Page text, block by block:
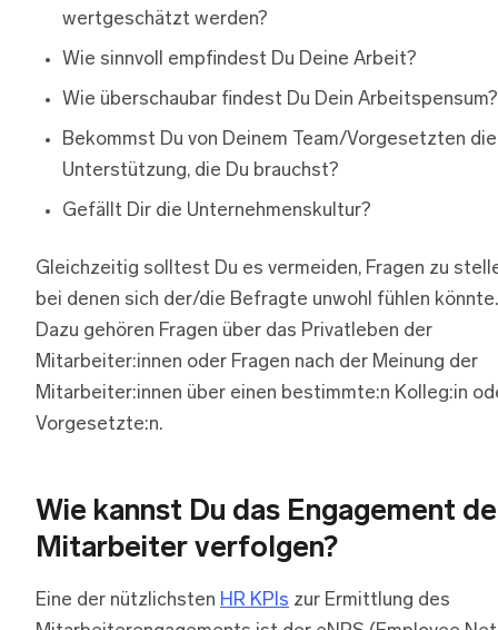
wertgeschätzt werden?
Wie sinnvoll empfindest Du Deine Arbeit?
Wie überschaubar findest Du Dein Arbeitspensum?
Bekommst Du von Deinem Team/Vorgesetzten die
Unterstützung, die Du brauchst?
Gefällt Dir die Unternehmenskultur?
Gleichzeitig solltest Du es vermeiden, Fragen zu
bei denen sich der/die Befragte unwohl fühlen könnte.
Dazu gehören Fragen über das Privatleben der
Mitarbeiter:innen oder Fragen nach der Meinung der
Mitarbeiter:innen über einen bestimmte:n Kolleg:in
Vorgesetzte:n.
Wie kannst Du das Engagement
Mitarbeiter verfolgen?
Eine der nützlichsten HR KPIs zur Ermittlung des